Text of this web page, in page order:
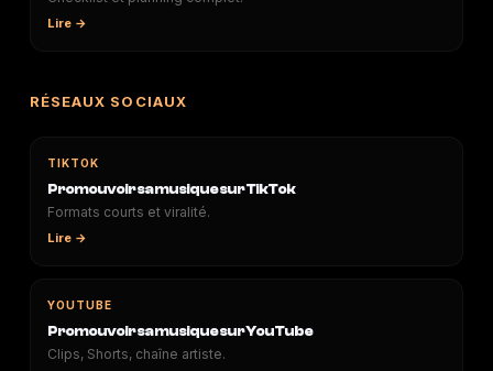
Lire →
RÉSEAUX SOCIAUX
TIKTOK
Promouvoir sa musique sur TikTok
Formats courts et viralité.
Lire →
YOUTUBE
Promouvoir sa musique sur YouTube
Clips, Shorts, chaîne artiste.